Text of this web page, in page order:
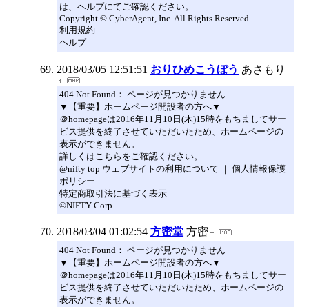
は、ヘルプにてご確認ください。
Copyright © CyberAgent, Inc. All Rights Reserved.
利用規約
ヘルプ
2018/03/05 12:51:51 おりひめこうぼう あさもり
404 Not Found： ページが見つかりません
▼【重要】ホームページ開設者の方へ▼
＠homepageは2016年11月10日(木)15時をもちましてサー
ビス提供を終了させていただいたため、ホームページの
表示ができません。
詳しくはこちらをご確認ください。
@nifty top ウェブサイトの利用について ｜ 個人情報保護
ポリシー
特定商取引法に基づく表示
©NIFTY Corp
2018/03/04 01:02:54 方密堂 方密
404 Not Found： ページが見つかりません
▼【重要】ホームページ開設者の方へ▼
＠homepageは2016年11月10日(木)15時をもちましてサー
ビス提供を終了させていただいたため、ホームページの
表示ができません。